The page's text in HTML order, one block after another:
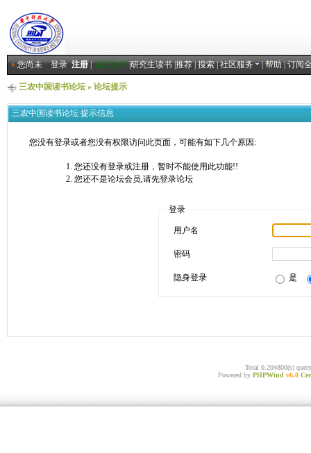
»您尚未登录 注册|返回主站|研究生读书|推荐|搜索|社区服务 |帮助|订阅
三农中国读书论坛» 论坛提示
三农中国读书论坛 提示信息
您没有登录或者您没有权限访问此页面，可能有如下几个原因:
您还没有登录或注册，暂时不能使用此功能!!
您还不是论坛会员,请先登录论坛
登录
用户名
密码
隐身登录 是
Total 0.204800(s)
Powered by PHPWind v6.0